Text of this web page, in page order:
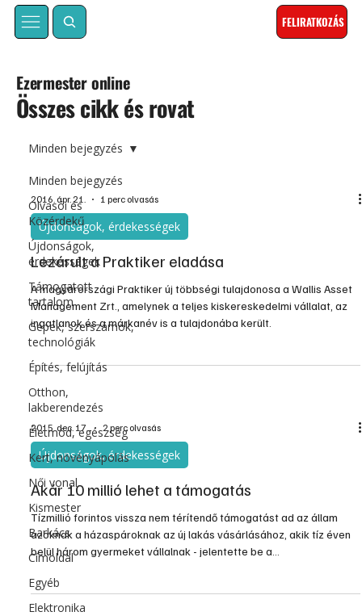
FELIRATKOZÁS
Összes cikk és rovat
Ezermester online
Minden bejegyzés
Olvasói és
Közérdekű
Újdonságok,
érdekességek
Támogatott
tartalom
Gépek, szerszámok,
technológiák
Építés, felújítás
Otthon,
lakberendezés
Életmód, egészség
Kert, növényápolás
Női vonal
Kismester
Barkács
Címoldal
Egyéb
Elektronika
Minden bejegyzés
2016. ápr. 21. 1 perc olvasás
Újdonságok, érdekességek
Lezárult a Praktiker eladása
A magyarországi Praktiker új többségi tulajdonosa a Wallis Asset
Management Zrt., amelynek a teljes kiskereskedelmi vállalat, az
ingatlanok és a márkanév is a tulajdonába került.
2015. dec. 17. 2 perc olvasás
Újdonságok, érdekességek
Akár 10 millió lehet a támogatás
Tízmillió forintos vissza nem térítendő támogatást ad az állam
azoknak a házaspároknak az új lakás vásárlásához, akik tíz éven
belül három gyermeket vállalnak - jelentette be a